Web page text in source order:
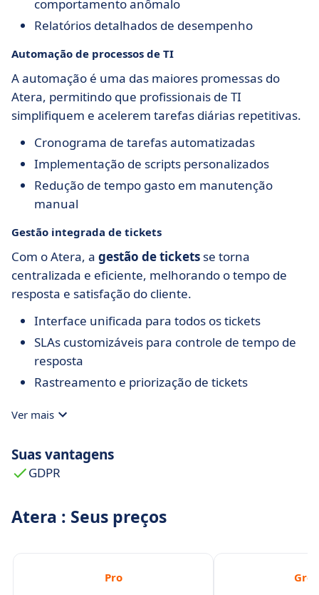
comportamento anômalo
Relatórios detalhados de desempenho
Automação de processos de TI
A automação é uma das maiores promessas do
Atera, permitindo que profissionais de TI
simplifiquem e acelerem tarefas diárias repetitivas.
Cronograma de tarefas automatizadas
Implementação de scripts personalizados
Redução de tempo gasto em manutenção
manual
Gestão integrada de tickets
Com o Atera, a gestão de tickets se torna
centralizada e eficiente, melhorando o tempo de
resposta e satisfação do cliente.
Interface unificada para todos os tickets
SLAs customizáveis para controle de tempo de
resposta
Rastreamento e priorização de tickets
Ver mais
Suas vantagens
GDPR
Atera : Seus preços
Pro